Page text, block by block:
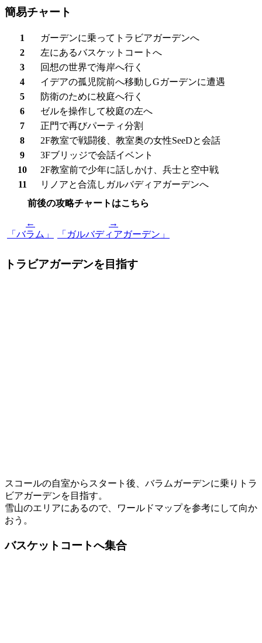
簡易チャート
1
ガーデンに乗ってトラビアガーデンへ
2
左にあるバスケットコートへ
3
回想の世界で海岸へ行く
4
イデアの孤児院前へ移動しGガーデンに遭遇
5
防衛のために校庭へ行く
6
ゼルを操作して校庭の左へ
7
正門で再びパーティ分割
8
2F教室で戦闘後、教室奥の女性SeeDと会話
9
3Fブリッジで会話イベント
10
2F教室前で少年に話しかけ、兵士と空中戦
11
リノアと合流しガルバディアガーデンへ
前後の攻略チャートはこちら
←
「バラム」
→
「ガルバディアガーデン」
トラビアガーデンを目指す
スコールの自室からスタート後、バラムガーデンに乗りトラ
ビアガーデンを目指す。
雪山のエリアにあるので、ワールドマップを参考にして向か
おう。
バスケットコートへ集合